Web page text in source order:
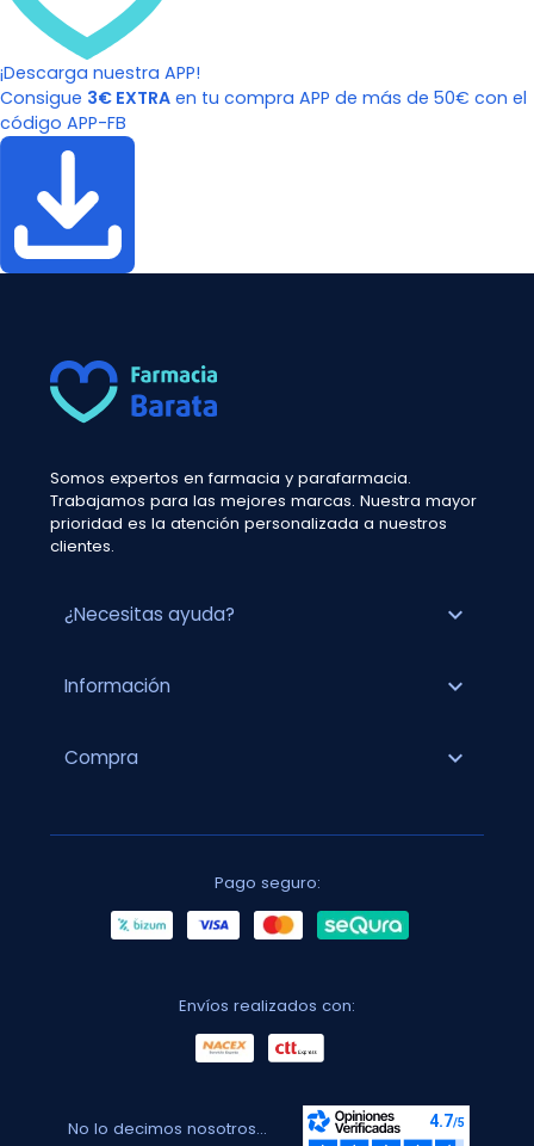
¡Descarga nuestra APP!
Consigue 3€ EXTRA en tu compra APP de más de 50€ con el
código APP-FB
Somos expertos en farmacia y parafarmacia.
Trabajamos para las mejores marcas. Nuestra mayor
prioridad es la atención personalizada a nuestros
clientes.
¿Necesitas ayuda? expand_more
Información expand_more
Compra expand_more
Pago seguro:
Envíos realizados con:
No lo decimos nosotros...